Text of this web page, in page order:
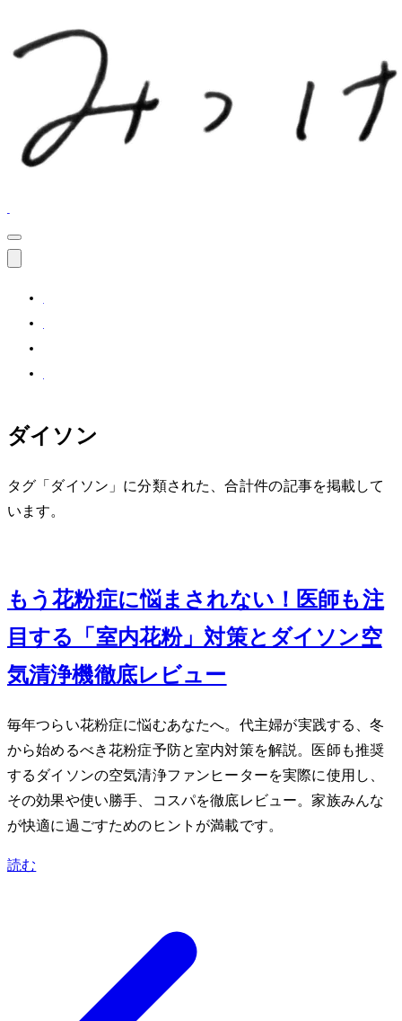
ダイソン
タグ「ダイソン」に分類された、合計 1 件の記事を掲載して
います。
もう花粉症に悩まされない！医師も注
目する「室内花粉」対策とダイソン空
気清浄機徹底レビュー
毎年つらい花粉症に悩むあなたへ。40代主婦が実践する、冬
から始めるべき花粉症予防と室内対策を解説。医師も推奨
するダイソンの空気清浄ファンヒーターを実際に使用し、
その効果や使い勝手、コスパを徹底レビュー。家族みんな
が快適に過ごすためのヒントが満載です。
読む